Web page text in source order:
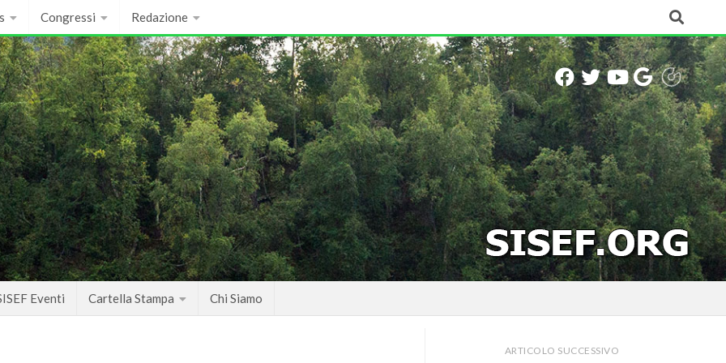
Congressi Redazione
Eventi Cartella Stampa Chi Siamo
ARTICOLO SUCCESSIVO